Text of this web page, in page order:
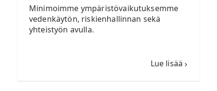
Minimoimme ympäristövaikutuksemme
vedenkäytön, riskienhallinnan sekä
yhteistyön avulla.
Lue lisää